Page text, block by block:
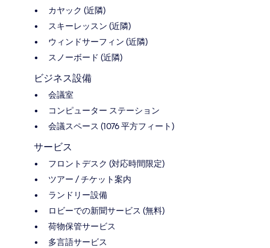
カヤック (近隣)
スキーレッスン (近隣)
ウィンドサーフィン (近隣)
スノーボード (近隣)
ビジネス設備
会議室
コンピューター ステーション
会議スペース (1076 平方フィート)
サービス
フロントデスク (対応時間限定)
ツアー / チケット案内
ランドリー設備
ロビーでの新聞サービス (無料)
荷物保管サービス
多言語サービス